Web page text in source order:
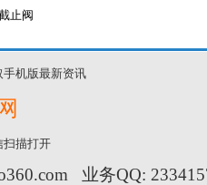
止阀
机版最新资讯
扫描打开
业务QQ: